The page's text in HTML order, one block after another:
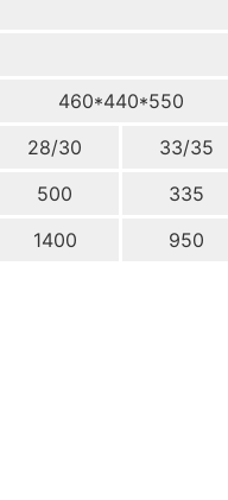
460*440*550
28/30 33/35
500 335
1400 950